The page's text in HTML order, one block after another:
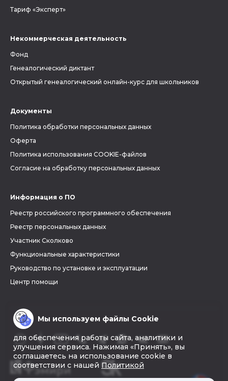
Тариф «Эксперт»
Некоммерческая деятельность
Фонд
Генеалогический диктант
Открытый генеалогический онлайн-курс для школьников
Документы
Политика обработки персональных данных
Оферта
Политика использования COOKIE-файлов
Согласие на обработку персональных данных
Информация о ПО
Реестр российского программного обеспечения
Реестр персональных данных
Участник Сколково
Функциональные характеристики
Руководство по установке и эксплуатации
Центр помощи
Мы используем файлы Cookie
для обеспечения работы сайта, аналитики и
улучшения сервиса. Нажимая «Принять», вы
соглашаетесь на использование cookie в
соответствии с нашей Политикой